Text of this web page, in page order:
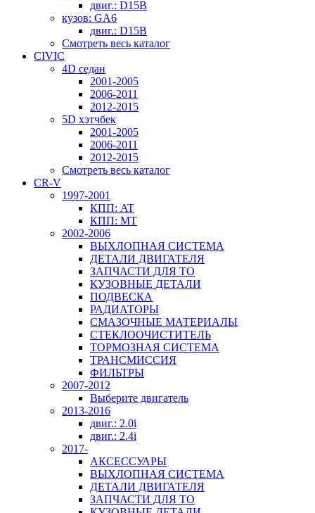
двиг.: D15B
кузов: GA6
двиг.: D15B
Смотреть весь каталог
CIVIC
4D седан
2001-2005
2006-2011
2012-2015
5D хэтчбек
2001-2005
2006-2011
2012-2015
Смотреть весь каталог
CR-V
1997-2001
КПП: AT
КПП: MT
2002-2006
ВЫХЛОПНАЯ СИСТЕМА
ДЕТАЛИ ДВИГАТЕЛЯ
ЗАПЧАСТИ ДЛЯ ТО
КУЗОВНЫЕ ДЕТАЛИ
ПОДВЕСКА
РАДИАТОРЫ
СМАЗОЧНЫЕ МАТЕРИАЛЫ
СТЕКЛООЧИСТИТЕЛЬ
ТОРМОЗНАЯ СИСТЕМА
ТРАНСМИССИЯ
ФИЛЬТРЫ
2007-2012
Выберите двигатель
2013-2016
двиг.: 2.0i
двиг.: 2.4i
2017-
АКСЕССУАРЫ
ВЫХЛОПНАЯ СИСТЕМА
ДЕТАЛИ ДВИГАТЕЛЯ
ЗАПЧАСТИ ДЛЯ ТО